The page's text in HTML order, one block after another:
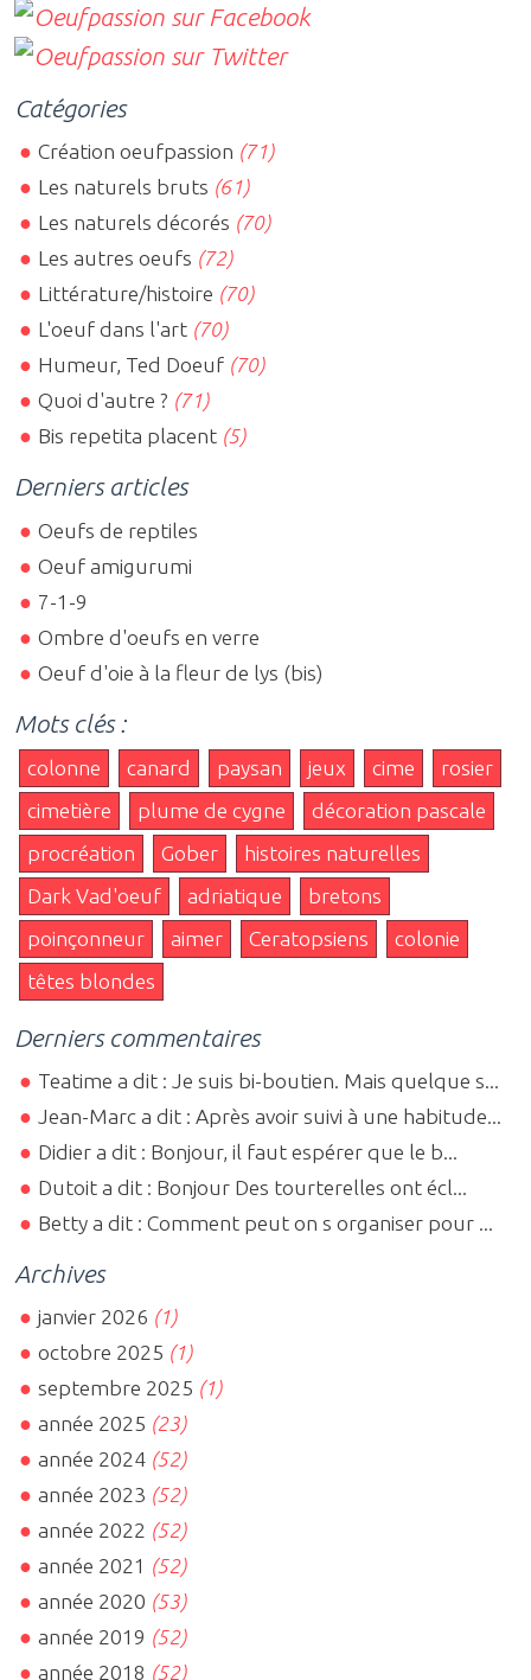
Catégories
Création oeufpassion (71)
Les naturels bruts (61)
Les naturels décorés (70)
Les autres oeufs (72)
Littérature/histoire (70)
L'oeuf dans l'art (70)
Humeur, Ted Doeuf (70)
Quoi d'autre ? (71)
Bis repetita placent (5)
Derniers articles
Oeufs de reptiles
Oeuf amigurumi
7-1-9
Ombre d'oeufs en verre
Oeuf d'oie à la fleur de lys (bis)
Mots clés :
colonne canard paysan jeux cime
rosier
cimetière
plume de cygne
décoration pascale
procréation
Gober
histoires naturelles
Dark Vad'oeuf
adriatique
bretons
poinçonneur
aimer Ceratopsiens
colonie
têtes blondes
Derniers commentaires
Teatime a dit : Je suis bi-boutien. Mais quelque s...
Jean-Marc a dit : Après avoir suivi à une habitude...
Didier a dit : Bonjour, il faut espérer que le b...
Dutoit a dit : Bonjour Des tourterelles ont écl...
Betty a dit : Comment peut on s organiser pour ...
Archives
janvier 2026 (1)
octobre 2025 (1)
septembre 2025 (1)
année 2025 (23)
année 2024 (52)
année 2023 (52)
année 2022 (52)
année 2021 (52)
année 2020 (53)
année 2019 (52)
année 2018 (52)